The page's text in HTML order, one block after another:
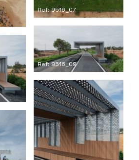
Ref: 9516_07
Ref: 9516_09